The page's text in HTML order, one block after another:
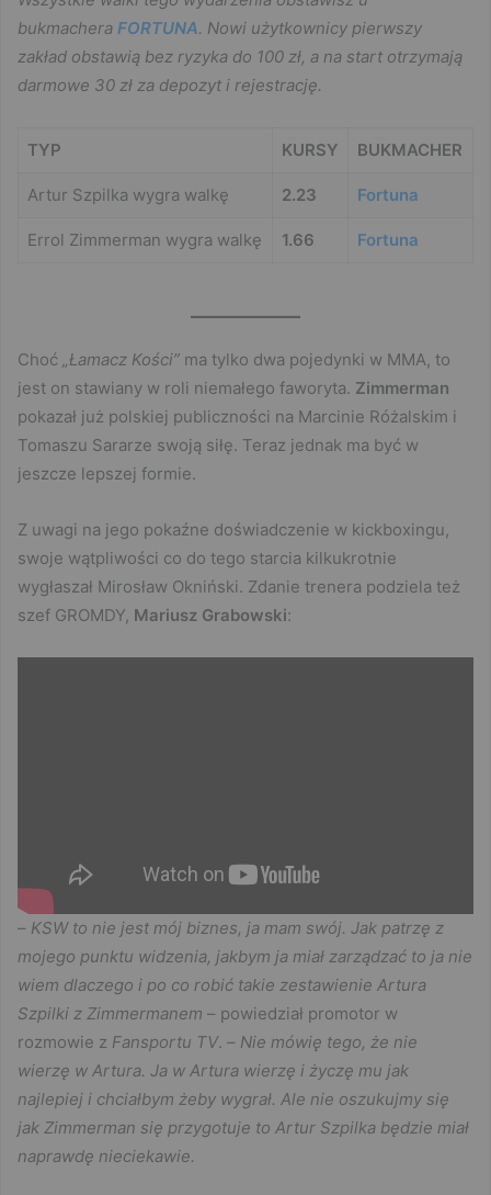
bukmachera FORTUNA. Nowi użytkownicy pierwszy
zakład obstawią bez ryzyka do 100 zł, a na start otrzymają
darmowe 30 zł za depozyt i rejestrację.
TYP KURSY BUKMACHER
Artur Szpilka wygra walkę 2.23 Fortuna
Errol Zimmerman wygra walkę 1.66 Fortuna
Choć „Łamacz Kości” ma tylko dwa pojedynki w MMA, to
jest on stawiany w roli niemałego faworyta. Zimmerman
pokazał już polskiej publiczności na Marcinie Różalskim i
Tomaszu Sararze swoją siłę. Teraz jednak ma być w
jeszcze lepszej formie.
Z uwagi na jego pokaźne doświadczenie w kickboxingu,
swoje wątpliwości co do tego starcia kilkukrotnie
wygłaszał Mirosław Okniński. Zdanie trenera podziela też
szef GROMDY, Mariusz Grabowski:
– KSW to nie jest mój biznes, ja mam swój. Jak patrzę z
mojego punktu widzenia, jakbym ja miał zarządzać to ja nie
wiem dlaczego i po co robić takie zestawienie Artura
Szpilki z Zimmermanem – powiedział promotor w
rozmowie z Fansportu TV. – Nie mówię tego, że nie
wierzę w Artura. Ja w Artura wierzę i życzę mu jak
najlepiej i chciałbym żeby wygrał. Ale nie oszukujmy się
jak Zimmerman się przygotuje to Artur Szpilka będzie miał
naprawdę nieciekawie.